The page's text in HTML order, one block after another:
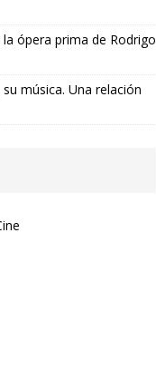
la ópera prima de Rodrigo
música. Una relación